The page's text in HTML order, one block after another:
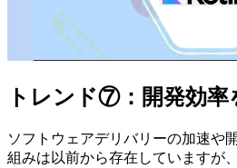
トレンド⑦：開発効率
ソフトウェアデリバリーの加速や
組みは以前から存在していますが